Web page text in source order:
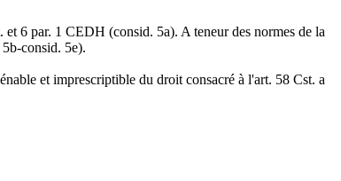
6 par. 1 CEDH (consid. 5a). A teneur des normes de la
consid. 5e).
et imprescriptible du droit consacré à l'art. 58 Cst. a